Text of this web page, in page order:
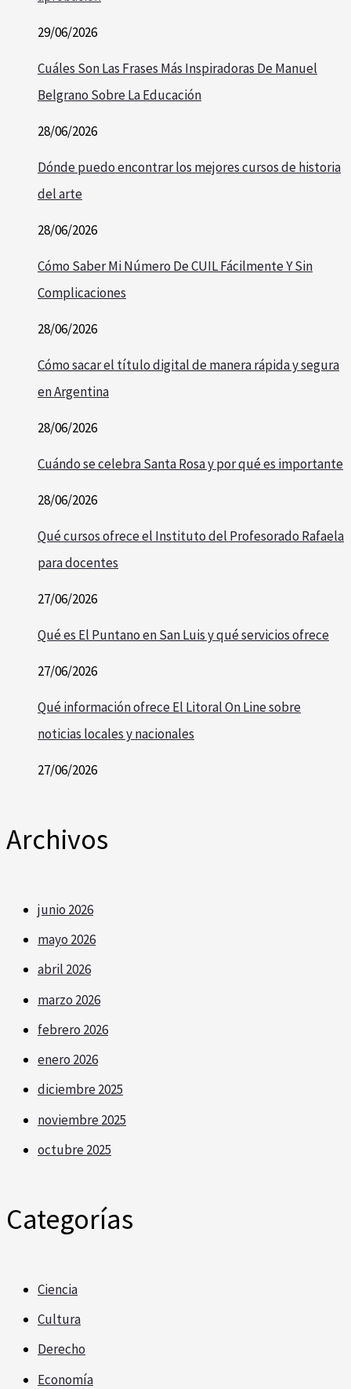
29/06/2026
Cuáles Son Las Frases Más Inspiradoras De Manuel
Belgrano Sobre La Educación
28/06/2026
Dónde puedo encontrar los mejores cursos de historia
del arte
28/06/2026
Cómo Saber Mi Número De CUIL Fácilmente Y Sin
Complicaciones
28/06/2026
Cómo sacar el título digital de manera rápida y segura
en Argentina
28/06/2026
Cuándo se celebra Santa Rosa y por qué es importante
28/06/2026
Qué cursos ofrece el Instituto del Profesorado Rafaela
para docentes
27/06/2026
Qué es El Puntano en San Luis y qué servicios ofrece
27/06/2026
Qué información ofrece El Litoral On Line sobre
noticias locales y nacionales
27/06/2026
Archivos
junio 2026
mayo 2026
abril 2026
marzo 2026
febrero 2026
enero 2026
diciembre 2025
noviembre 2025
octubre 2025
Categorías
Ciencia
Cultura
Derecho
Economía